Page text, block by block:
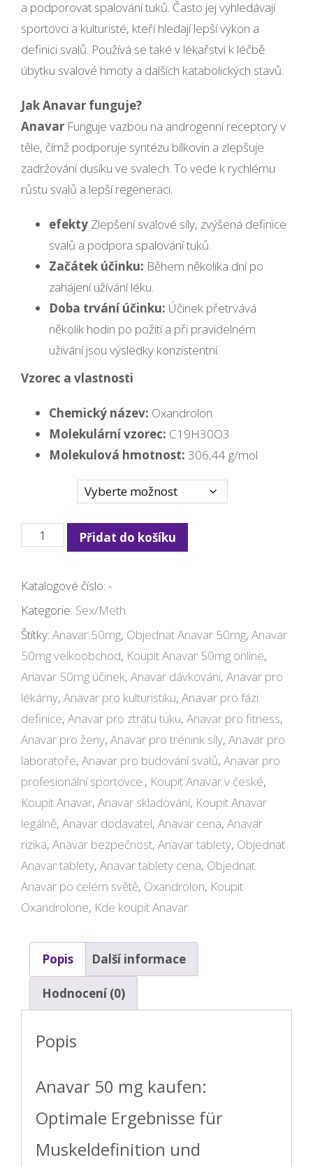
a podporovat spalování tuků. Často jej vyhledávají
sportovci a kulturisté, kteří hledají lepší výkon a
definici svalů. Používá se také v lékařství k léčbě
úbytku svalové hmoty a dalších katabolických stavů.
Jak Anavar funguje?
Anavar Funguje vazbou na androgenní receptory v
těle, čímž podporuje syntézu bílkovin a zlepšuje
zadržování dusíku ve svalech. To vede k rychlému
růstu svalů a lepší regeneraci.
efekty Zlepšení svalové síly, zvýšená definice
svalů a podpora spalování tuků.
Začátek účinku: Během několika dní po
zahájení užívání léku.
Doba trvání účinku: Účinek přetrvává
několik hodin po požití a při pravidelném
užívání jsou výsledky konzistentní.
Vzorec a vlastnosti
Chemický název: Oxandrolon
Molekulární vzorec: C19H30O3
Molekulová hmotnost: 306,44 g/mol
Anavar
Přidat do košíku
Katalogové číslo: -
Kategorie: Sex/Meth
Štítky: Anavar 50mg, Objednat Anavar 50mg, Anavar
50mg velkoobchod, Koupit Anavar 50mg online,
Anavar 50mg účinek, Anavar dávkování, Anavar pro
lékárny, Anavar pro kulturistiku, Anavar pro fázi
definice, Anavar pro ztrátu tuku, Anavar pro fitness,
Anavar pro ženy, Anavar pro trénink síly, Anavar pro
laboratoře, Anavar pro budování svalů, Anavar pro
profesionální sportovce., Koupit Anavar v české,
Koupit Anavar, Anavar skladování, Koupit Anavar
legálně, Anavar dodavatel, Anavar cena, Anavar
rizika, Anavar bezpečnost, Anavar tablety, Objednat
Anavar tablety, Anavar tablety cena, Objednat
Anavar po celém světě, Oxandrolon, Koupit
Oxandrolone, Kde koupit Anavar
Popis Další informace
Hodnocení (0)
Popis
Anavar 50 mg kaufen:
Optimale Ergebnisse für
Muskeldefinition und